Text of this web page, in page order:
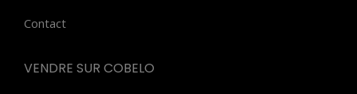
Contact
VENDRE SUR COBELO